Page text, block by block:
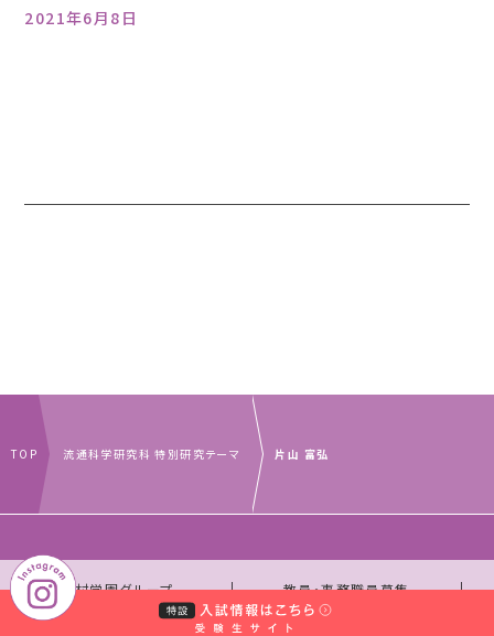
2021年6月8日
TOP 流通科学研究科 特別研究テーマ 片山 富弘
中村学園グループ ｜ 教員・事務職員募集 ｜
取材のお申し込みについて ｜ お問い合わせ窓口一覧